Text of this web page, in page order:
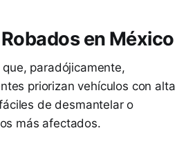
en México
paradójicamente,
priorizan vehículos con alta
de desmantelar o
más afectados.